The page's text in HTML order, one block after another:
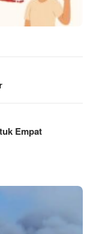
Empat